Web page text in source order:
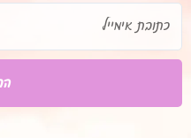
אימייל